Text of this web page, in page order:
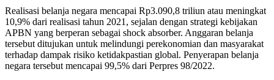
Realisasi belanja negara mencapai Rp3.090,8 triliun atau meningkat
10,9% dari realisasi tahun 2021, sejalan dengan strategi kebijakan
APBN yang berperan sebagai shock absorber. Anggaran belanja
tersebut ditujukan untuk melindungi perekonomian dan masyarakat
terhadap dampak risiko ketidakpastian global. Penyerapan belanja
negara tersebut mencapai 99,5% dari Perpres 98/2022.